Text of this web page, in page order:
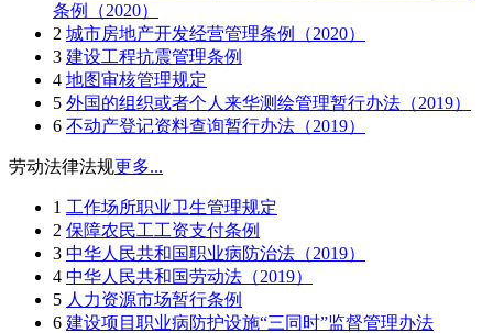
条例（2020）
2 城市房地产开发经营管理条例（2020）
3 建设工程抗震管理条例
4 地图审核管理规定
5 外国的组织或者个人来华测绘管理暂行办法（2019）
6 不动产登记资料查询暂行办法（2019）
劳动法律法规更多...
1 工作场所职业卫生管理规定
2 保障农民工工资支付条例
3 中华人民共和国职业病防治法（2019）
4 中华人民共和国劳动法（2019）
5 人力资源市场暂行条例
6 建设项目职业病防护设施“三同时”监督管理办法